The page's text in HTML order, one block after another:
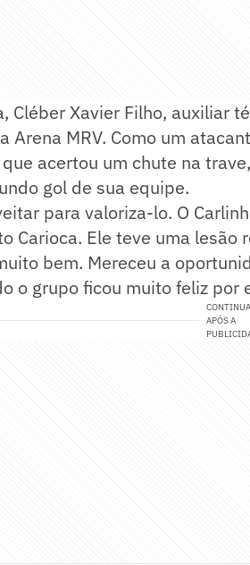
Cléber Xavier Filho, auxiliar
Arena MRV. Como um
acertou um chute na
gol de sua equipe.
para valoriza-lo. O
Carioca. Ele teve uma
bem. Mereceu a
o grupo ficou muito feliz por
CONTINUA
APÓS A